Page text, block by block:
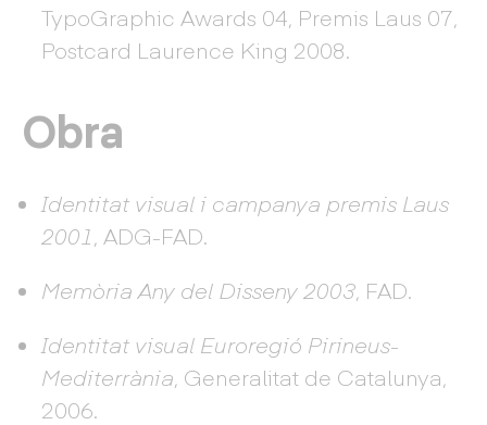
TypoGraphic Awards 04, Premis Laus 07,
Postcard Laurence King 2008.
Obra
Identitat visual i campanya premis Laus
2001, ADG-FAD.
Memòria Any del Disseny 2003, FAD.
Identitat visual Euroregió Pirineus-
Mediterrània, Generalitat de Catalunya,
2006.